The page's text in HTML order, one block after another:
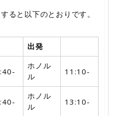
ると以下のとおりです。
出発
ホノル
ル
11:10-
ホノル
ル
13:10-